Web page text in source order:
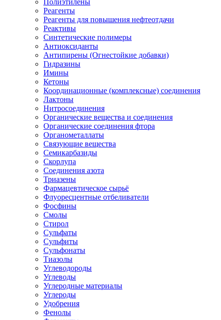
Полиэтилены
Реагенты
Реагенты для повышения нефтеотдачи
Реактивы
Синтетические полимеры
Антиоксиданты
Антипирены (Огнестойкие добавки)
Гидразины
Имины
Кетоны
Координационные (комплексные) соединения
Лактоны
Нитросоединения
Органические вещества и соединения
Органические соединения фтора
Органометаллаты
Связующие вещества
Семикарбазиды
Скорлупа
Соединения азота
Триазены
Фармацевтическое сырьё
Флуоресцентные отбеливатели
Фосфины
Смолы
Стирол
Сульфаты
Сульфиты
Сульфонаты
Тиазолы
Углеводороды
Углеводы
Углеродные материалы
Углероды
Удобрения
Фенолы